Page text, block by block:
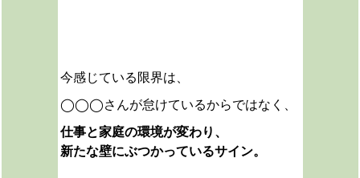
今感じている限界は、
◯◯◯さんが怠けているからではなく、
仕事と家庭の環境が変わり、
新たな壁にぶつかっているサイン。